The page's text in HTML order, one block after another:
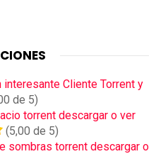
Cliente Torrent y
de 5)
torrent descargar o ver
(5,00 de 5)
sombras torrent descargar o